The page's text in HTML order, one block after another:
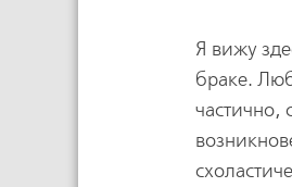
Я вижу
браке.
частично,